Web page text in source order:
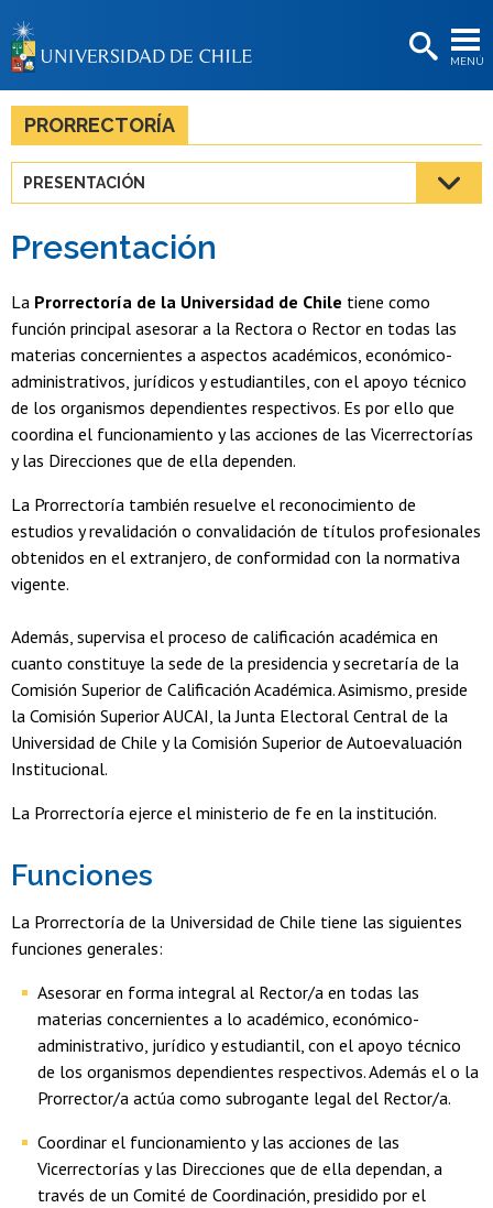
MENÚ
BIBLIOTECAS
LA UNIVERSIDAD
Estudiantes
Académicas/os
Funcionarias/os
Egresadas/os
PRORRECTORÍA
PRESENTACIÓN
Presentación
La Prorrectoría de la Universidad de Chile tiene como
función principal asesorar a la Rectora o Rector en todas las
materias concernientes a aspectos académicos, económico-
administrativos, jurídicos y estudiantiles, con el apoyo técnico
de los organismos dependientes respectivos. Es por ello que
coordina el funcionamiento y las acciones de las Vicerrectorías
y las Direcciones que de ella dependen.
La Prorrectoría también resuelve el reconocimiento de
estudios y revalidación o convalidación de títulos profesionales
obtenidos en el extranjero, de conformidad con la normativa
vigente.
Además, supervisa el proceso de calificación académica en
cuanto constituye la sede de la presidencia y secretaría de la
Comisión Superior de Calificación Académica. Asimismo, preside
la Comisión Superior AUCAI, la Junta Electoral Central de la
Universidad de Chile y la Comisión Superior de Autoevaluación
Institucional.
La Prorrectoría ejerce el ministerio de fe en la institución.
Funciones
La Prorrectoría de la Universidad de Chile tiene las siguientes
funciones generales:
Asesorar en forma integral al Rector/a en todas las
materias concernientes a lo académico, económico-
administrativo, jurídico y estudiantil, con el apoyo técnico
de los organismos dependientes respectivos. Además el o la
Prorrector/a actúa como subrogante legal del Rector/a.
Coordinar el funcionamiento y las acciones de las
Vicerrectorías y las Direcciones que de ella dependan, a
través de un Comité de Coordinación, presidido por el